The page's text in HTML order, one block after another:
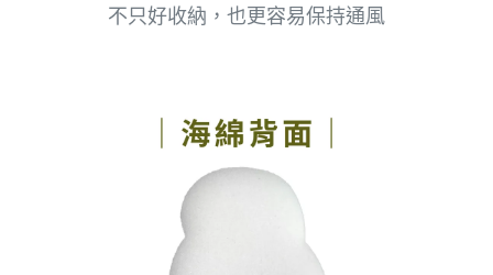
不只好收納，也更容易保持通風